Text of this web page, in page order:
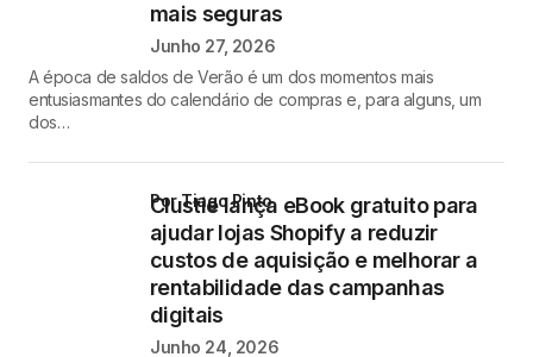
mais seguras
Junho 27, 2026
A época de saldos de Verão é um dos momentos mais
entusiasmantes do calendário de compras e, para alguns, um
dos…
Clustie lança eBook gratuito para
ajudar lojas Shopify a reduzir
custos de aquisição e melhorar a
rentabilidade das campanhas
digitais
por Tiago Pinto
Junho 24, 2026